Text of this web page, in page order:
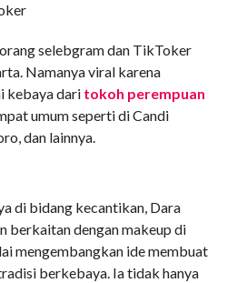
selebgram dan TikToker
Namanya viral karena
kebaya dari tokoh perempuan
umum seperti di Candi
dan lainnya.
di bidang kecantikan, Dara
berkaitan dengan makeup di
mengembangkan ide membuat
berkebaya. Ia tidak hanya